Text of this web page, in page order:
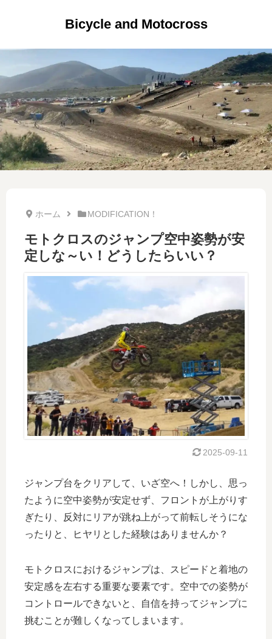
Bicycle and Motocross
ホーム MODIFICATION！
モトクロスのジャンプ空中姿勢が安
定しな～い！どうしたらいい？
2025-09-11
ジャンプ台をクリアして、いざ空へ！しかし、思っ
たように空中姿勢が安定せず、フロントが上がりす
ぎたり、反対にリアが跳ね上がって前転しそうにな
ったりと、ヒヤリとした経験はありませんか？
モトクロスにおけるジャンプは、スピードと着地の
安定感を左右する重要な要素です。空中での姿勢が
コントロールできないと、自信を持ってジャンプに
挑むことが難しくなってしまいます。